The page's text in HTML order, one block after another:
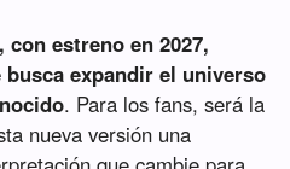
estreno en 2027,
expandir el universo
. Para los fans, será la
nueva versión una